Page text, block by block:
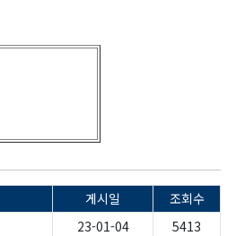
게시일
조회수
23-01-04
5413